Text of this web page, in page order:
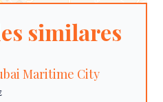
similares
Maritime City